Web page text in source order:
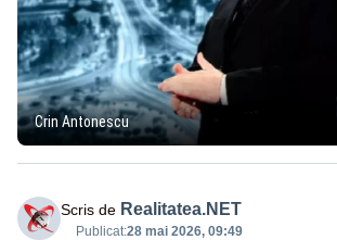
Crin Antonescu
Scris de Realitatea.NET
Publicat:28 mai 2026, 09:49